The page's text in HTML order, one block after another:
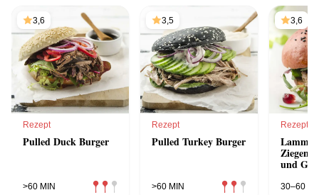
3,6
Rezept
Pulled Duck Burger
>60 MIN
3,5
Rezept
Pulled Turkey Burger
>60 MIN
3,6
Rezept
Lamm-
und
30–60